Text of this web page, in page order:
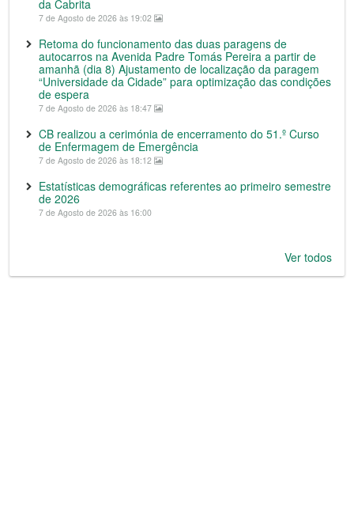
da Cabrita
7 de Agosto de 2026 às 19:02
Retoma do funcionamento das duas paragens de
autocarros na Avenida Padre Tomás Pereira a partir de
amanhã (dia 8) Ajustamento de localização da paragem
“Universidade da Cidade” para optimização das condições
de espera
7 de Agosto de 2026 às 18:47
CB realizou a cerimónia de encerramento do 51.º Curso
de Enfermagem de Emergência
7 de Agosto de 2026 às 18:12
Estatísticas demográficas referentes ao primeiro semestre
de 2026
7 de Agosto de 2026 às 16:00
Ver todos